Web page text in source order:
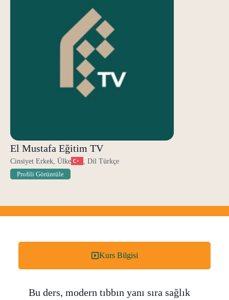
El Mustafa Eğitim TV
Cinsiyet Erkek, Ülke , Dil Türkçe
Profili Görüntüle
Kurs Bilgisi
Bu ders, modern tıbbın yanı sıra sağlık